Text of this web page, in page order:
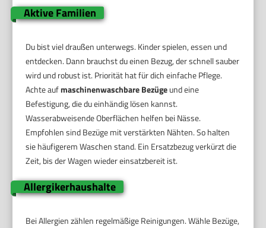
Aktive Familien
Du bist viel draußen unterwegs. Kinder spielen, essen und
entdecken. Dann brauchst du einen Bezug, der schnell sauber
wird und robust ist. Priorität hat für dich einfache Pflege.
Achte aufmaschinenwaschbare Bezügeund eine
Befestigung, die du einhändig lösen kannst.
Wasserabweisende Oberflächen helfen bei Nässe.
Empfohlen sind Bezüge mit verstärkten Nähten. So halten
sie häufigerem Waschen stand. Ein Ersatzbezug verkürzt die
Zeit, bis der Wagen wieder einsatzbereit ist.
Allergikerhaushalte
Bei Allergien zählen regelmäßige Reinigungen. Wähle Bezüge,